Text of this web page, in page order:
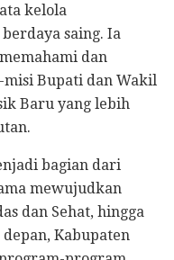
kelola
saing. Ia
dan
Bupati dan Wakil
Baru yang lebih
bagian dari
mewujudkan
dan Sehat, hingga
Kabupaten